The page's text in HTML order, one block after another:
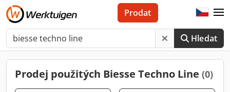
Hledat
Prodat
Prodej použitých Biesse Techno Line (0)